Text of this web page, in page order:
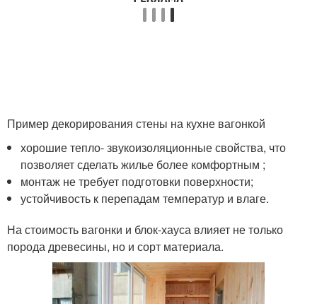
Пример декорирования стены на кухне вагонкой
хорошие тепло- звукоизоляционные свойства, что
позволяет сделать жилье более комфортным ;
монтаж не требует подготовки поверхности;
устойчивость к перепадам температур и влаге.
На стоимость вагонки и блок-хауса влияет не только
порода древесины, но и сорт материала.